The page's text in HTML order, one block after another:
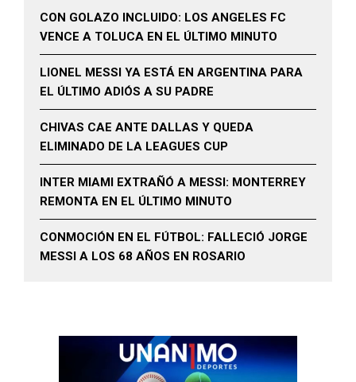
CON GOLAZO INCLUIDO: LOS ANGELES FC
VENCE A TOLUCA EN EL ÚLTIMO MINUTO
LIONEL MESSI YA ESTÁ EN ARGENTINA PARA
EL ÚLTIMO ADIÓS A SU PADRE
CHIVAS CAE ANTE DALLAS Y QUEDA
ELIMINADO DE LA LEAGUES CUP
INTER MIAMI EXTRAÑÓ A MESSI: MONTERREY
REMONTA EN EL ÚLTIMO MINUTO
CONMOCIÓN EN EL FÚTBOL: FALLECIÓ JORGE
MESSI A LOS 68 AÑOS EN ROSARIO